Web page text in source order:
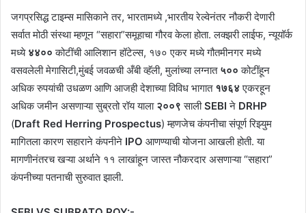
जगप्रसिद्ध टाइम्स मासिकाने तर, भारतामध्ये ,भारतीय रेल्वेनंतर नौकरी देणारी
सर्वात मोठी संस्था म्हणून “सहारा”समूहाचा गौरव केला होता. लक्झरी लाईफ, न्यूयॉर्क
मध्ये ४४००कोटींची आलिशान हॉटेल्स, १७० एकर मध्ये गौतमीनगर मध्ये
वसवलेली मेगासिटी,मुंबई जवळची अँबी व्हॅली, मुलांच्या लग्नात ५००कोटींहून
अधिक रुपयांची उधळण आणि आजही देशाच्या विविध भागात १७६४एकरहून
अधिक जमीन असणाऱ्या सुब्रतो रॉय याला २००९सालीSEBIने DRHP
(Draft Red Herring Prospectus) म्हणजेच कंपनीचा संपूर्ण रिझ्युम
मागितला कारण सहाराने कंपनीने IPO आणण्याची योजना आखली होती. या
मागणीनंतरच खऱ्या अर्थाने ११ लाखांहून जास्त नौकरदार असणाऱ्या “सहारा”
कंपनीच्या पतनाची सुरुवात झाली.